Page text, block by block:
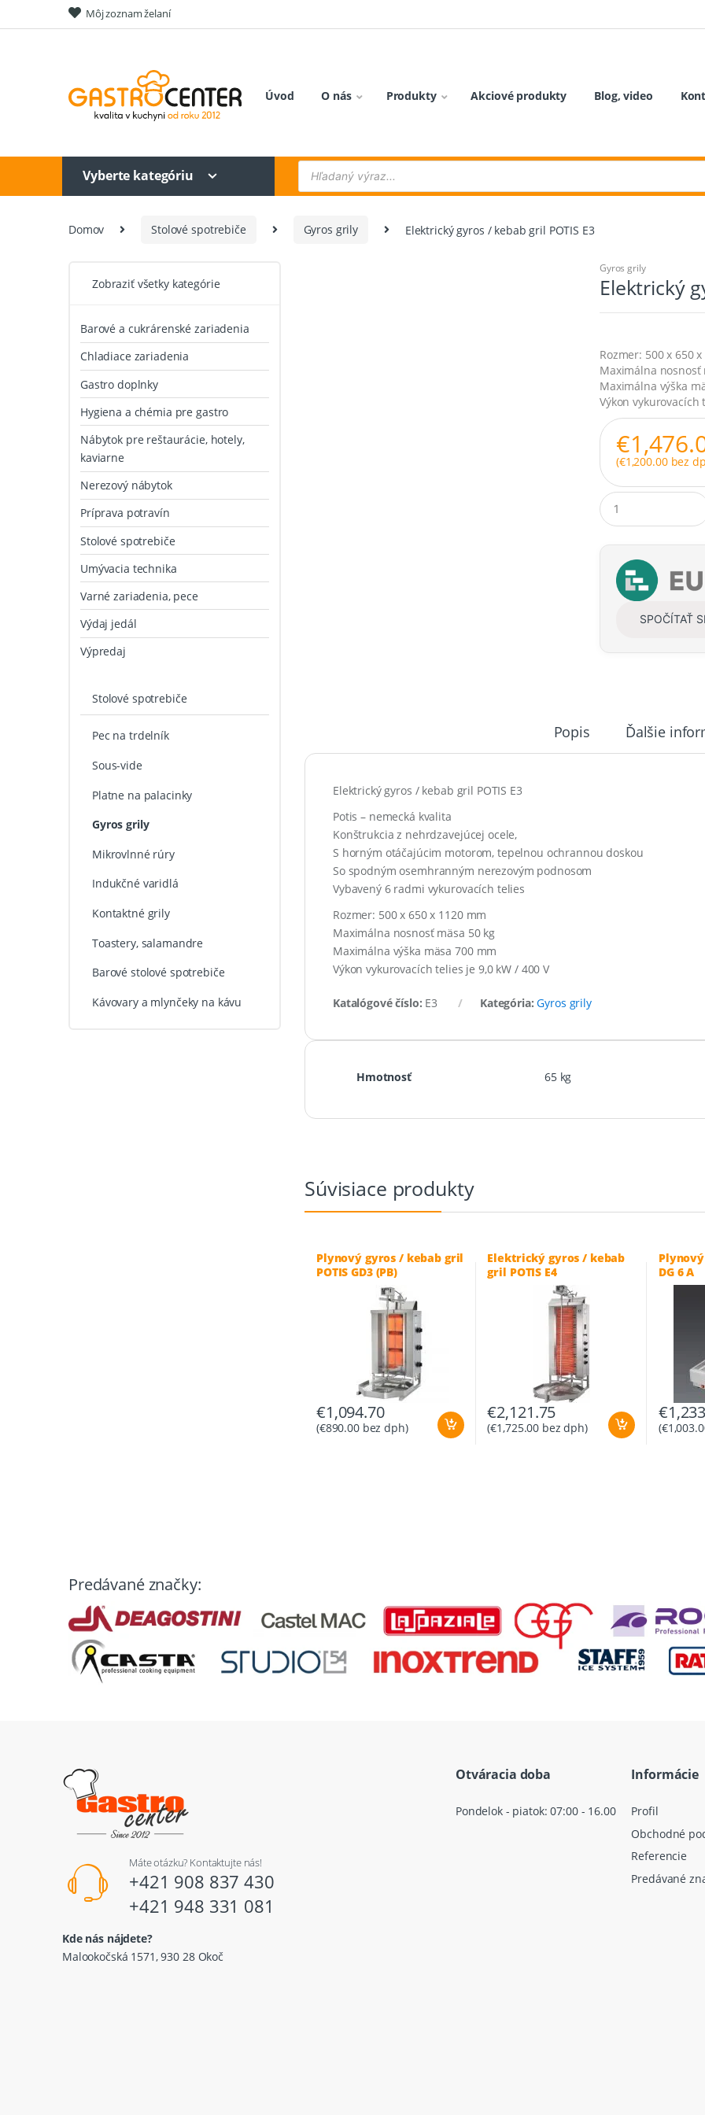
to
to
Môj zoznam želaní
Úvod O nás Produkty Akciové produkty Blog, video
Vyberte kategóriu
Products
search
Domov Stolové spotrebiče Gyros grily Elektrický gyros / kebab gril POTIS E3
Gyros grily
Elektrický
Rozmer: 500 x 650
Maximálna nosnosť
Maximálna výška
Výkon vykurovacích
€
(€1,200.00bez
Q
u
t
SPOČÍTAŤ
Popis Ďalšie
Elektrický gyros / kebab gril POTIS E3
Potis – nemecká kvalita
Konštrukcia z nehrdzavejúcej ocele,
S horným otáčajúcim motorom, tepelnou ochrannou doskou
So spodným osemhranným nerezovým podnosom
Vybavený 6 radmi vykurovacích telies
Rozmer: 500 x 650 x 1120 mm
Maximálna nosnosť mäsa 50 kg
Maximálna výška mäsa 700 mm
Výkon vykurovacích telies je 9,0 kW / 400 V
Katalógové číslo: E3 Kategória:Gyros grily
Hmotnosť 65 kg
Súvisiace produkty
Plynový gyros / kebab gril
POTIS GD3 (PB)
€1,094.70
(€890.00bez dph)
Elektrický gyros / kebab
gril POTIS E4
€2,121.75
(€1,725.00 bez dph)
DG 6 A
€
(€
Zobraziť všetky kategórie
Barové a cukrárenské zariadenia
Chladiace zariadenia
Gastro doplnky
Hygiena a chémia pre gastro
Nábytok pre reštaurácie, hotely,
kaviarne
Nerezový nábytok
Príprava potravín
Stolové spotrebiče
Umývacia technika
Varné zariadenia, pece
Výdaj jedál
Výpredaj
Stolové spotrebiče
Pec na trdelník
Sous-vide
Platne na palacinky
Gyros grily
Mikrovlnné rúry
Indukčné varidlá
Kontaktné grily
Toastery, salamandre
Barové stolové spotrebiče
Kávovary a mlynčeky na kávu
Predávané značky:
Máte otázku? Kontaktujte nás!
+421 908 837 430
+421 948 331 081
Kde nás nájdete?
Malookočská 1571, 930 28 Okoč
Otváracia doba
Pondelok - piatok: 07:00 - 16.00
Informácie
Profil
Obchodné
Referencie
Predávané